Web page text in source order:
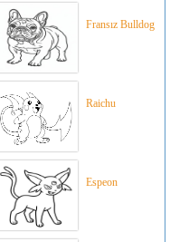
Fransız Bulldog
Raichu
Espeon